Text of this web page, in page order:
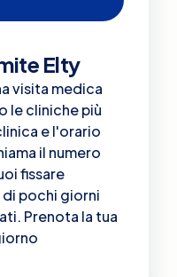
Elty
visita medica
le cliniche più
e l'orario
il numero
fissare
pochi giorni
Prenota la tua